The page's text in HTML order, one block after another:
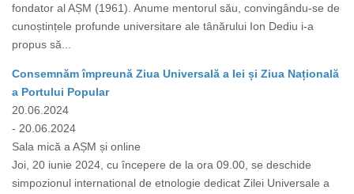
fondator al AȘM (1961). Anume mentorul său, convingându-se de
cunoștințele profunde universitare ale tânărului Ion Dediu i-a
propus să...
Consemnăm împreună Ziua Universală a Iei și Ziua Națională
a Portului Popular
20.06.2024
- 20.06.2024
Sala mică a AȘM și online
Joi, 20 iunie 2024, cu începere de la ora 09.00, se deschide
simpozionul international de etnologie dedicat Zilei Universale a